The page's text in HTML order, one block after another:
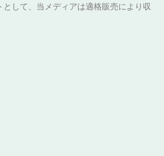
して、当メディアは適格販売により収